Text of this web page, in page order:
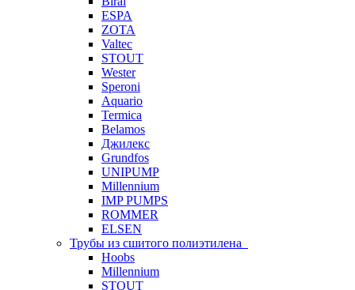
ESPA
ZOTA
Valtec
STOUT
Wester
Speroni
Aquario
Termica
Belamos
Джилекс
Grundfos
UNIPUMP
Millennium
IMP PUMPS
ROMMER
ELSEN
Трубы из сшитого полиэтилена
Hoobs
Millennium
STOUT